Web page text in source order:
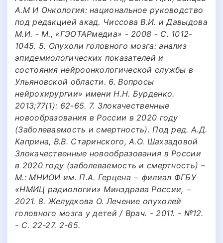
А.М И Онкология: национальное руководство
под редакцией акад. Чиссова В.И. и Давыдова
М.И. - М., «ГЭОТАРмедиа» - 2008 - С. 1012-
1045. 5. Опухоли головного мозга: анализ
эпидемиологических показателей и
состояния нейроонкологической службы в
Ульяновской области. 6. Вопросы
нейрохирургии» имени Н.Н. Бурденко.
2013;77(1): 62-65. 7. Злокачественные
новообразования в России в 2020 году
(Заболеваемость и смертность). Под ред. А.Д.
Каприна, В.В. Старинского, А.О. Шахзадовой
Злокачественные новообразования в России
в 2020 году (заболеваемость и смертность) –
М.: МНИОИ им. П.А. Герцена − филиал ФГБУ
«НМИЦ радиологии» Минздрава России, −
2021. 8. Желудкова О. Лечение опухолей
головного мозга у детей / Врач. - 2011. - №12.
- С. 22-27. 2-65.